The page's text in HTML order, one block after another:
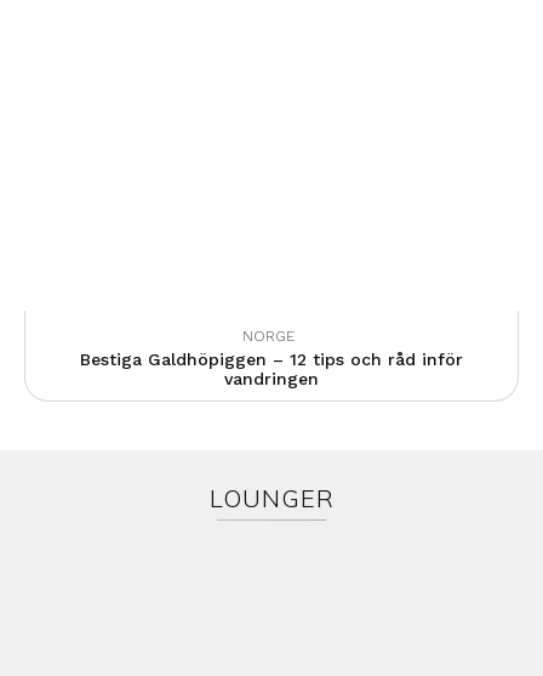
NORGE
Bestiga Galdhöpiggen – 12 tips och råd inför
vandringen
LOUNGER